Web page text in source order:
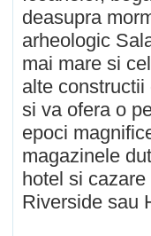
deasupra
arheologic
mai mare si
alte
si va ofera o
epoci
magazinele
hotel si
Riverside sau